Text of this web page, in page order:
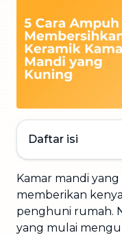
Daftar isi
Kamar mandi
memberikan
penghuni rumah.
yang mulai